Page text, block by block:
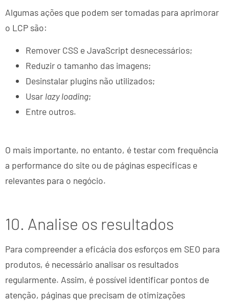
Algumas ações que podem ser tomadas para aprimorar
o LCP são:
Remover CSS e JavaScript desnecessários;
Reduzir o tamanho das imagens;
Desinstalar plugins não utilizados;
Usar lazy loading;
Entre outros.
O mais importante, no entanto, é testar com frequência
a performance do site ou de páginas específicas e
relevantes para o negócio.
10. Analise os resultados
Para compreender a eficácia dos esforços em SEO para
produtos, é necessário analisar os resultados
regularmente. Assim, é possível identificar pontos de
atenção, páginas que precisam de otimizações